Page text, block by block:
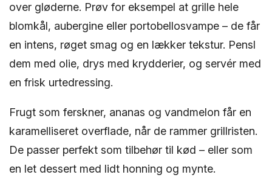
over gløderne. Prøv for eksempel at grille hele
blomkål, aubergine eller portobellosvampe – de får
en intens, røget smag og en lækker tekstur. Pensl
dem med olie, drys med krydderier, og servér med
en frisk urtedressing.
Frugt som ferskner, ananas og vandmelon får en
karamelliseret overflade, når de rammer grillristen.
De passer perfekt som tilbehør til kød – eller som
en let dessert med lidt honning og mynte.